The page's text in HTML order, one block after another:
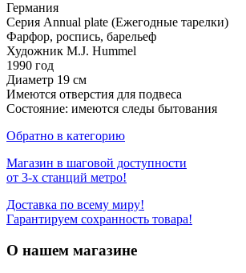
Германия
Cерия Annual plate (Ежегодные тарелки)
Фарфор, роспись, барельеф
Художник M.J. Hummel
1990 год
Диаметр 19 см
Имеются отверстия для подвеса
Состояние: имеются следы бытования
Обратно в категорию
Магазин в шаговой доступности
от 3-х станций метро!
Доставка по всему миру!
Гарантируем сохранность товара!
О нашем магазине